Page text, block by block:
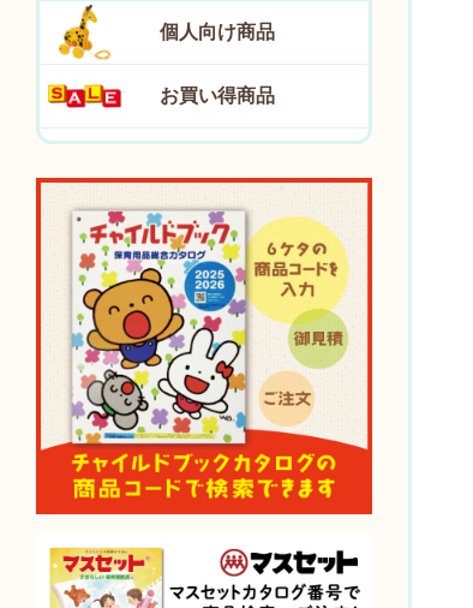
個人向け商品
お買い得商品